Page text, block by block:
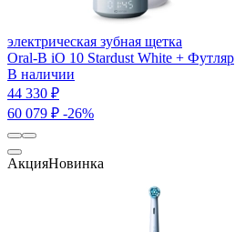
электрическая зубная щетка
Oral-B iO 10 Stardust White + Футляр
В наличии
44 330 ₽
60 079 ₽ -26%
АкцияНовинка